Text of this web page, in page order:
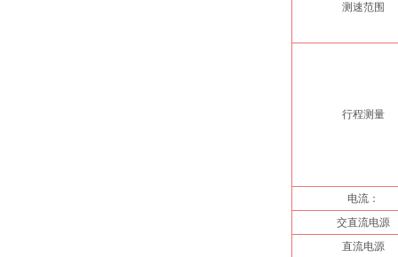
测速范围
行程测量
电流：
交直流电源
直流电源